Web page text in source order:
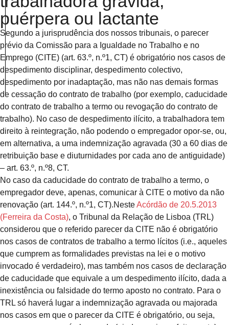
puérpera ou lactante
Segundo a jurisprudência dos nossos tribunais, o parecer
prévio da Comissão para a Igualdade no Trabalho e no
Emprego (CITE) (art. 63.º, n.º1, CT) é obrigatório nos casos de
despedimento disciplinar, despedimento colectivo,
despedimento por inadaptação, mas não nas demais formas
de cessação do contrato de trabalho (por exemplo, caducidade
do contrato de trabalho a termo ou revogação do contrato de
trabalho). No caso de despedimento ilícito, a trabalhadora tem
direito à reintegração, não podendo o empregador opor-se, ou,
em alternativa, a uma indemnização agravada (30 a 60 dias de
retribuição base e diuturnidades por cada ano de antiguidade)
– art. 63.º, n.º8, CT.
No caso da caducidade do contrato de trabalho a termo, o
empregador deve, apenas, comunicar à CITE o motivo da não
renovação (art. 144.º, n.º1, CT).NesteAcórdão de 20.5.2013
(Ferreira da Costa), o Tribunal da Relação de Lisboa (TRL)
considerou que o referido parecer da CITE não é obrigatório
nos casos de contratos de trabalho a termo lícitos (i.e., aqueles
que cumprem as formalidades previstas na lei e o motivo
invocado é verdadeiro), mas também nos casos de declaração
de caducidade que equivale a um despedimento ilícito, dada a
inexistência ou falsidade do termo aposto no contrato. Para o
TRL só haverá lugar a indemnização agravada ou majorada
nos casos em que o parecer da CITE é obrigatório, ou seja,